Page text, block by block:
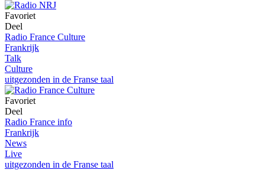
Favoriet
Deel
Radio France Culture
Frankrijk
Talk
Culture
uitgezonden in de Franse taal
Favoriet
Deel
Radio France info
Frankrijk
News
Live
uitgezonden in de Franse taal